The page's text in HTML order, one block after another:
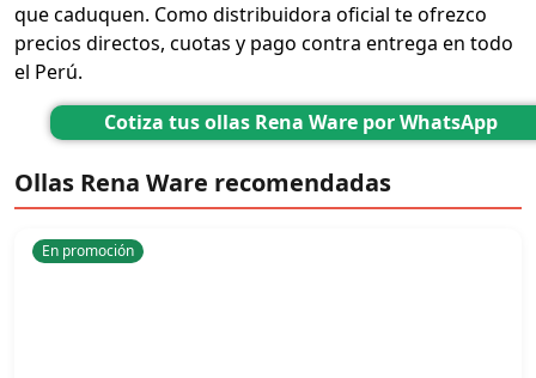
que caduquen. Como distribuidora oficial te ofrezco
precios directos, cuotas y pago contra entrega en todo
el Perú.
Cotiza tus ollas Rena Ware por WhatsApp
Ollas Rena Ware recomendadas
En promoción